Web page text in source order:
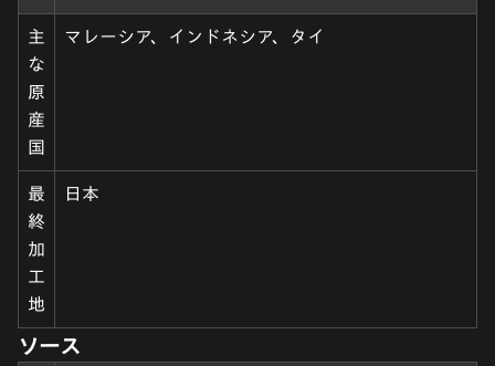
主
な
原
産
国
マレーシア、インドネシア、タイ
最
終
加
工
地
日本
ソース